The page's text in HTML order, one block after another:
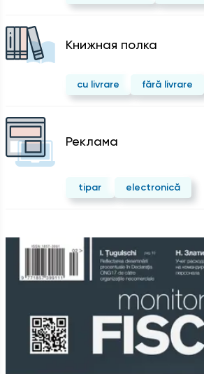
Kнижная полка
cu livrare fără livrare
Реклама
tipar electronică